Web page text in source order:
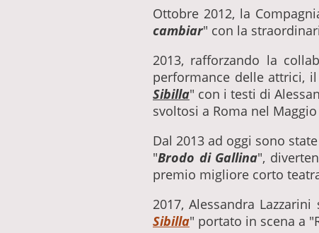
Ottobre 2012, la
cambiar" con la
2013, rafforzando la
performance delle attrici,
Sibilla" con i testi di
svoltosi a Roma nel
Dal 2013 ad oggi sono
"Brodo di Gallina",
premio migliore corto
2017, Alessandra
Sibilla" portato in scena a